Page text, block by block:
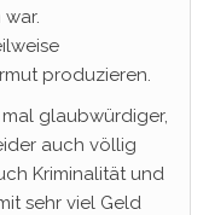
produzieren.
mal glaubwürdiger,
auch völlig
Kriminalität und
sehr viel Geld